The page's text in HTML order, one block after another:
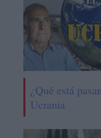
¿Qué está
Ucrania